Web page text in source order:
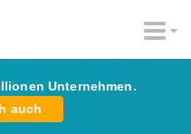
Unternehmen.
auch